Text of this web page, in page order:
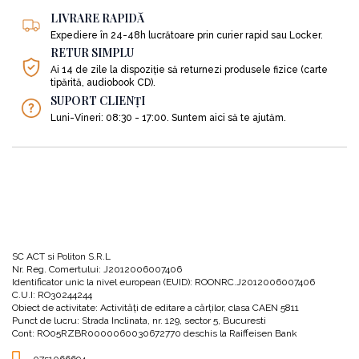
puși cu toții la un moment dat pe parcursul vieții.
În prima parte, autoarea te va ajuta să îți dai seama cum te raportezi în
momentul de față la limite, în funcție de felul în care ai fost crescută și
educată, de ceea ce ai observat în familia ta, dar și de normele sociale ale
PARTEA 1: Unirea punctelor cu trecutul
Crearea de limite sănătoase te protejează de suferință emoțională, îți
menține intactă demnitatea și îți consolidează relațiile, inclusiv pe aceea
LIVRARE RAPIDĂ
Expediere în 24-48h lucrătoare prin curier rapid sau Locker.
RETUR SIMPLU
Ai 14 de zile la dispoziție să returnezi produsele fizice (carte
tipărită, audiobook CD).
SUPORT CLIENȚI
Luni-Vineri: 08:30 - 17:00. Suntem aici să te ajutăm.
SC ACT si Politon S.R.L
Nr. Reg. Comertului: J2012006007406
Identificator unic la nivel european (EUID): ROONRC.J2012006007406
C.U.I: RO30244244
Obiect de activitate: Activităţi de editare a cărţilor, clasa CAEN 5811
Punct de lucru: Strada Inclinata, nr. 129, sector 5, Bucuresti
Cont: RO05RZBR0000060030672770 deschis la Raiffeisen Bank